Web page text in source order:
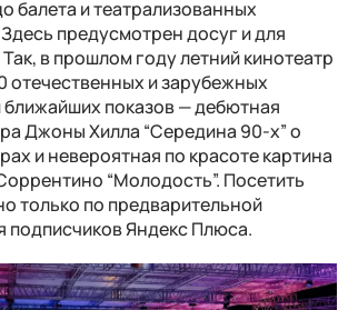
балета и театрализованных
предусмотрен досуг и для
в прошлом году летний кинотеатр
отечественных и зарубежных
показов — дебютная
Джоны Хилла “Середина 90-х” о
и невероятная по красоте картина
“Молодость”. Посетить
только по предварительной
подписчиков Яндекс Плюса.